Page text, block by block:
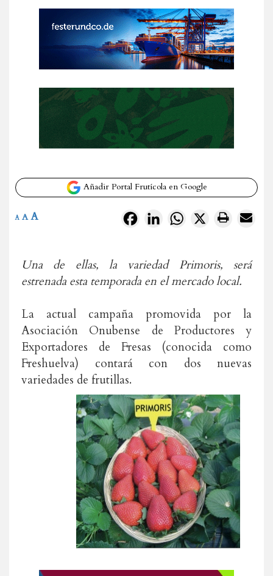
Añadir Portal Frutícola en Google
FacebookLinkedInWhatsApp
X
A A A
Una de ellas, la variedad Primoris, será
estrenada esta temporada en el mercado local.
La actual campaña promovida por la
Asociación Onubense de Productores y
Exportadores de Fresas (conocida como
Freshuelva) contará con dos nuevas
variedades de frutillas.